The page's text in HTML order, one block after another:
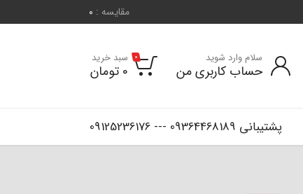
مقایسه : 0
پشتیبانی 09364468189 --- 09125236176
سلام وارد شوید
حساب کاربری من
0 سبد خرید
0 تومان